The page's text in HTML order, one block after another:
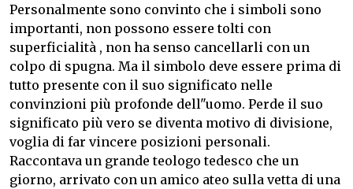
Personalmente sono convinto che i simboli sono
importanti, non possono essere tolti con
superficialità , non ha senso cancellarli con un
colpo di spugna. Ma il simbolo deve essere prima di
tutto presente con il suo significato nelle
convinzioni più profonde dell"uomo. Perde il suo
significato più vero se diventa motivo di divisione,
voglia di far vincere posizioni personali.
Raccontava un grande teologo tedesco che un
giorno, arrivato con un amico ateo sulla vetta di una